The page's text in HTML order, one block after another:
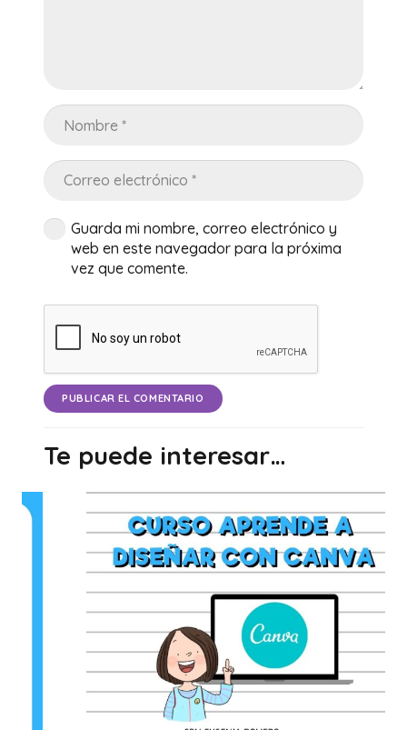
Guarda mi nombre, correo electrónico y
web en este navegador para la próxima
vez que comente.
PUBLICAR EL COMENTARIO
Te puede interesar…